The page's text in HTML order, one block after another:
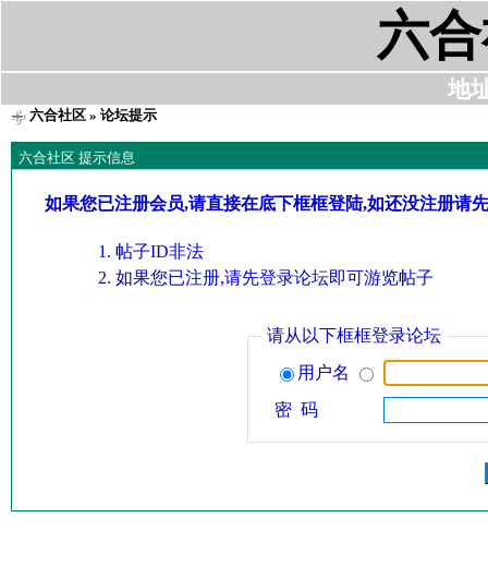
六
地
六合社区» 论坛提示
六合社区 提示信息
如果您已注册会员,请直接在底下框框登陆,如还没注册请
帖子ID非法
如果您已注册,请先登录论坛即可游览帖子
请从以下框框登录论坛
用户名
密 码